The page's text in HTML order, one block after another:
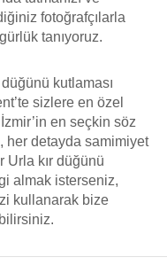
fotoğrafçılarla
tanıyoruz.
kutlaması
sizlere en özel
en seçkin söz
her detayda samimiyet
Urla kır düğünü
almak isterseniz,
kullanarak bize